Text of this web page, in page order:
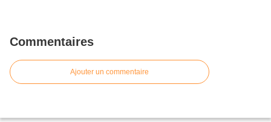
Commentaires
Ajouter un commentaire